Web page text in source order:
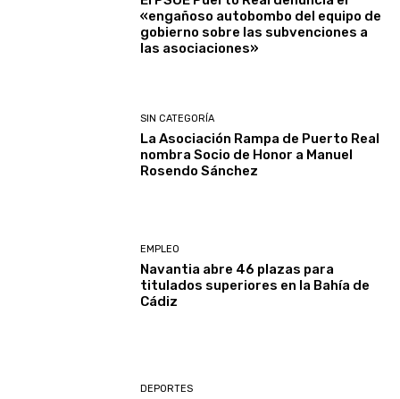
«engañoso autobombo del equipo de
gobierno sobre las subvenciones a
las asociaciones»
SIN CATEGORÍA
La Asociación Rampa de Puerto Real
nombra Socio de Honor a Manuel
Rosendo Sánchez
EMPLEO
Navantia abre 46 plazas para
titulados superiores en la Bahía de
Cádiz
DEPORTES